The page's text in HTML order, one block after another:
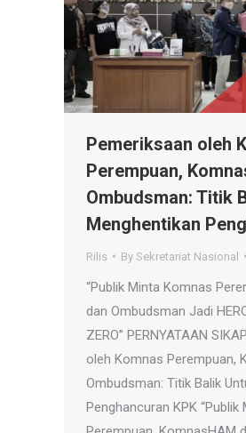
Pemeriksaan oleh
Perempuan,
Ombudsman: Titik
Menghentikan
Rilis By Sekretariat Nasional
“Publik Minta Komnas
dan Ombudsman Jadi
ZERO” PERNYATAAN
oleh Komnas Perempuan,
Ombudsman: Titik Balik
Penghancuran KPK